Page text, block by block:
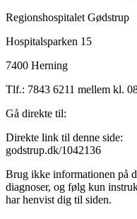
Regionshospitalet Gødstrup
Hospitalsparken 15
7400 Herning
Tlf.: 7843 6211 mellem kl.
Gå direkte til:
Direkte link til denne side:
godstrup.dk/1042136
Brug ikke informationen på
diagnoser, og følg kun
har henvist dig til siden.